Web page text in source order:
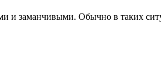
и заманчивыми. Обычно в таких